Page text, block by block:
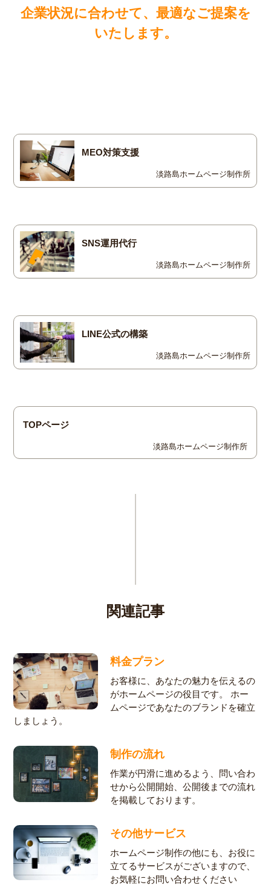
企業状況に合わせて、最適なご提案を
いたします。
関連記事
料金プラン
お客様に、あなたの魅力を伝えるの
がホームページの役目です。 ホー
ムページであなたのブランドを確立
しましょう。
制作の流れ
作業が円滑に進めるよう、問い合わ
せから公開開始、公開後までの流れ
を掲載しております。
その他サービス
ホームページ制作の他にも、お役に
立てるサービスがございますので、
お気軽にお問い合わせください